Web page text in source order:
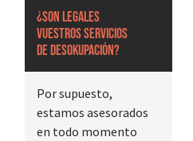
¿Son legales
vuestros servicios
de desokupación?
Por supuesto,
estamos asesorados
en todo momento